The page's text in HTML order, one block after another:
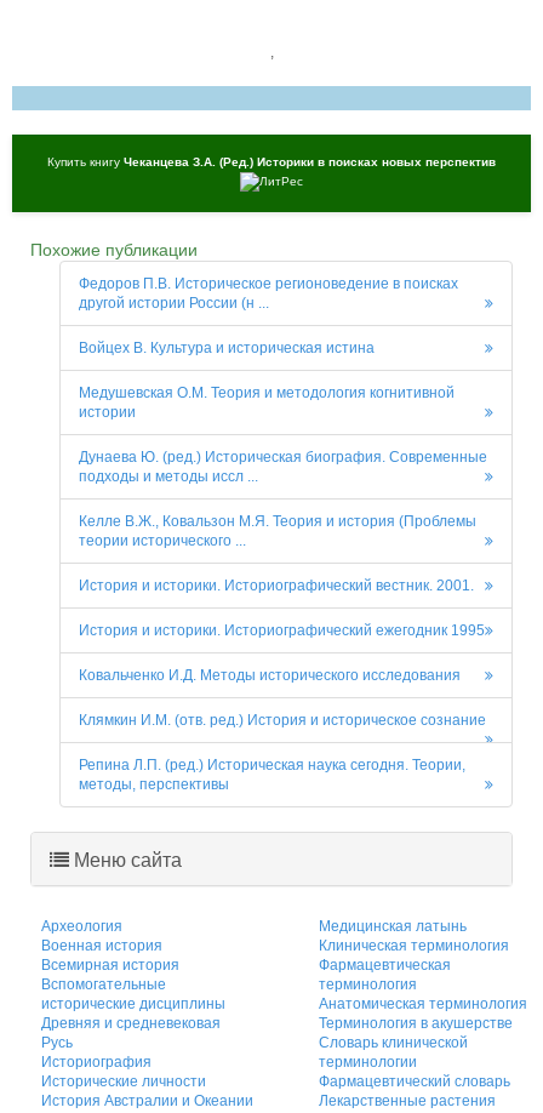
,
Купить книгу Чеканцева З.А. (Ред.) Историки в поисках новых перспектив
Похожие публикации
Федоров П.В. Историческое регионоведение в поисках
другой истории России (н ...
Войцех В. Культура и историческая истина
Медушевская О.М. Теория и методология когнитивной
истории
Дунаева Ю. (ред.) Историческая биография. Современные
подходы и методы иссл ...
Келле В.Ж., Ковальзон М.Я. Теория и история (Проблемы
теории исторического ...
История и историки. Историографический вестник. 2001.
История и историки. Историографический ежегодник 1995
Ковальченко И.Д. Методы исторического исследования
Клямкин И.М. (отв. ред.) История и историческое сознание
Репина Л.П. (ред.) Историческая наука сегодня. Теории,
методы, перспективы
Меню сайта
Археология
Военная история
Всемирная история
Вспомогательные
исторические дисциплины
Древняя и средневековая
Русь
Историография
Исторические личности
История Австралии и Океании
Медицинская латынь
Клиническая терминология
Фармацевтическая
терминология
Анатомическая терминология
Терминология в акушерстве
Словарь клинической
терминологии
Фармацевтический словарь
Лекарственные растения